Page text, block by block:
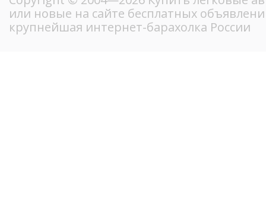
или новые на сайте бесплатных
крупнейшая интернет-барахолка России